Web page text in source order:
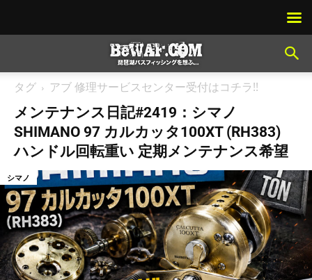
タグ アブ 修理サービスセンター受付はコチラ!!
メンテナンス日記#2419：シマノ
SHIMANO 97 カルカッタ100XT (RH383)
ハンドル回転重い 定期メンテナンス希望
シマノ